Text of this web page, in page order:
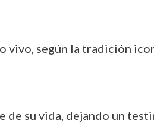
vivo, según la tradición
su vida, dejando un